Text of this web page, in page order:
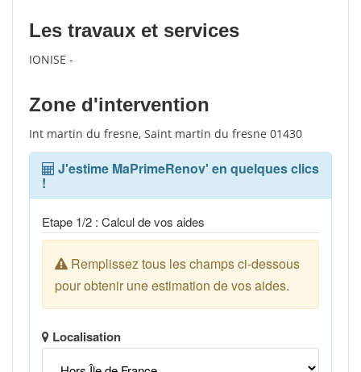
Les travaux et services
IONISE -
Zone d'intervention
Int martin du fresne, Saint martin du fresne 01430